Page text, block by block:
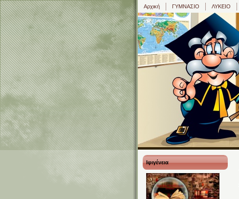
Αρχική ΓΥΜΝΑΣΙΟ ΛΥΚΕΙΟ
Ιφιγένεια